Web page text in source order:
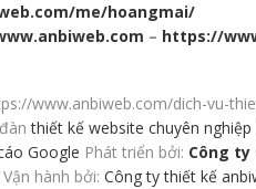
me/hoangmai/
– https://
www.anbiweb.com/dich-vu-
thiết kế website chuyên nghiệp
Google Phát triển bởi: Công ty
Vận hành bởi: Công ty thiết kế